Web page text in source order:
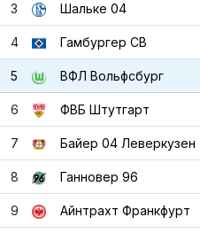
3 Шальке 04
4 Гамбургер СВ
5 ВФЛ Вольфсбург
6 ФВБ Штутгарт
7 Байер 04 Леверкузен
8 Ганновер 96
9 Айнтрахт Франкфурт